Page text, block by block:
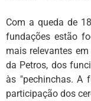
Com a queda de
fundações estão
mais relevantes
da Petros, dos
às "pechinchas. A
participação dos